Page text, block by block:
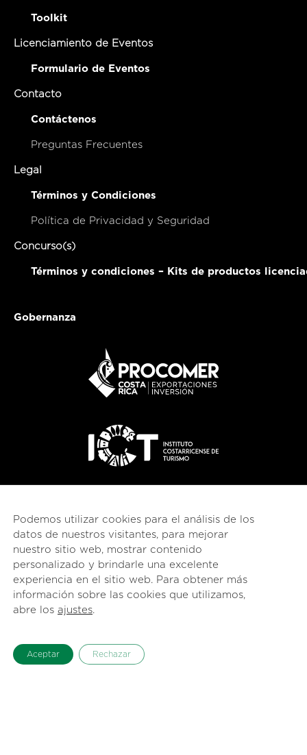
Toolkit
Licenciamiento de Eventos
Formulario de Eventos
Contacto
Contáctenos
Preguntas Frecuentes
Legal
Términos y Condiciones
Política de Privacidad y Seguridad
Concurso(s)
Términos y condiciones – Kits de productos
Gobernanza
Podemos utilizar cookies para el análisis de los
datos de nuestros visitantes, para mejorar
nuestro sitio web, mostrar contenido
personalizado y brindarle una excelente
experiencia en el sitio web. Para obtener más
información sobre las cookies que utilizamos,
abre los ajustes.
Aceptar Rechazar